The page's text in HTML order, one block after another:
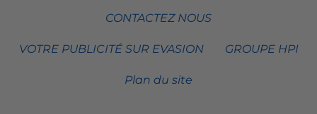
CONTACTEZ NOUS
VOTRE PUBLICITÉ SUR EVASION GROUPE HPI
Plan du site